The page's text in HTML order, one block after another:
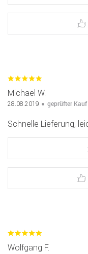
Michael W.
28.08.2019 geprüfter Kauf
Schnelle Lieferung,
Wolfgang F.